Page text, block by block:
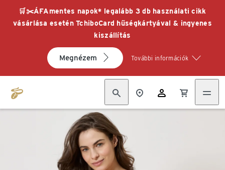
🛒✂️ÁFAmentes napok* legalább 3 db használati cikk
vásárlása esetén TchiboCard hűségkártyával & ingyenes
kiszállítás
Megnézem További információk